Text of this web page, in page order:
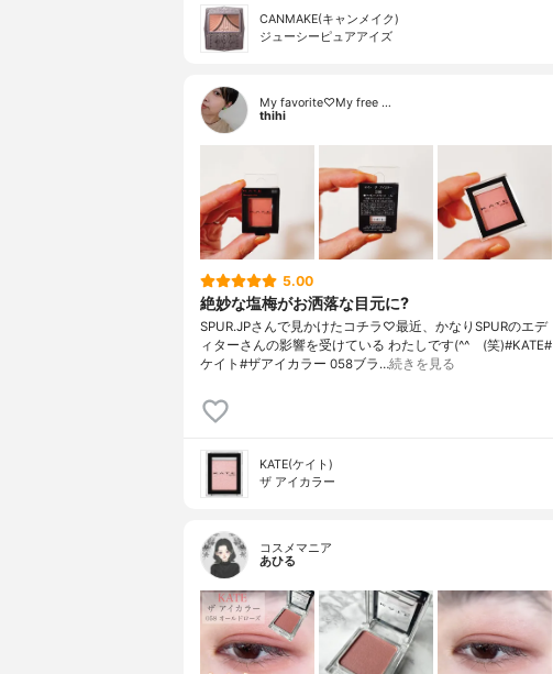
CANMAKE(キャンメイク)
ジューシーピュアアイズ
My favorite♡My free …
thihi
5.00
絶妙な塩梅がお洒落な目元に?
SPUR.JPさんで見かけたコチラ♡最近、かなりSPURのエデ
ィターさんの影響を受けている わたしです(^^ゞ(笑)#KATE#
ケイト#ザアイカラー 058ブラ…続きを見る
KATE(ケイト)
ザ アイカラー
コスメマニア
あひる